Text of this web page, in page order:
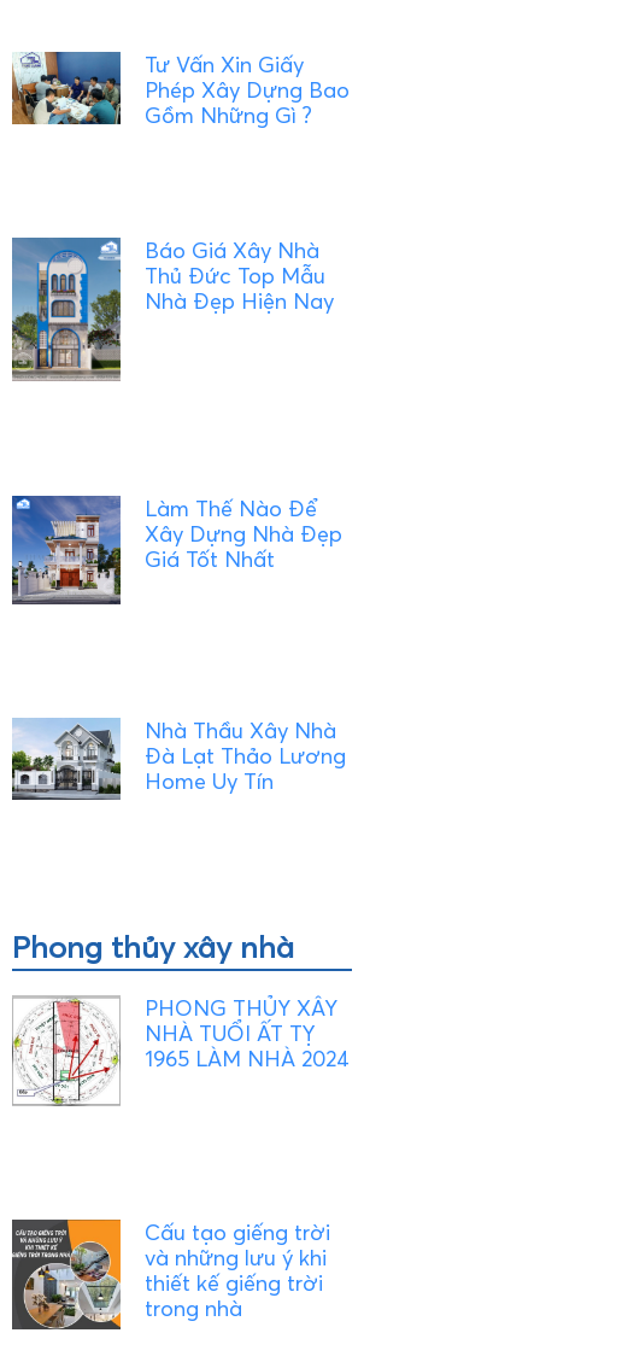
Tư Vấn Xin Giấy
Phép Xây Dựng Bao
Gồm Những Gì ?
Báo Giá Xây Nhà
Thủ Đức Top Mẫu
Nhà Đẹp Hiện Nay
Làm Thế Nào Để
Xây Dựng Nhà Đẹp
Giá Tốt Nhất
Nhà Thầu Xây Nhà
Đà Lạt Thảo Lương
Home Uy Tín
Phong thủy xây nhà
PHONG THỦY XÂY
NHÀ TUỔI ẤT TỴ
1965 LÀM NHÀ 2024
Cấu tạo giếng trời
và những lưu ý khi
thiết kế giếng trời
trong nhà